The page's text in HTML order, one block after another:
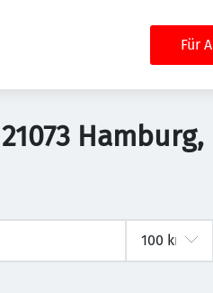
Für
Hamburg,